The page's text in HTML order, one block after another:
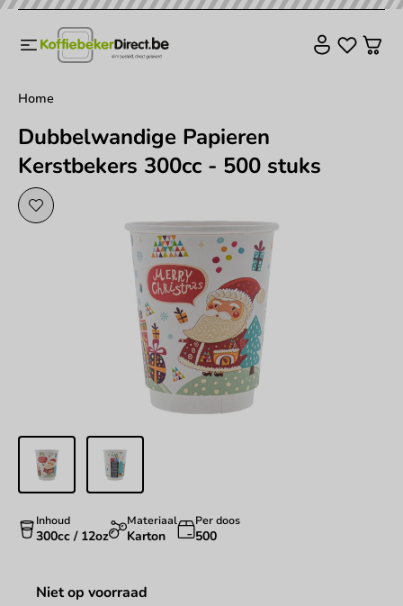
Home
Dubbelwandige Papieren
Kerstbekers 300cc - 500 stuks
Inhoud
300cc / 12oz
Materiaal
Karton
Per doos
500
Niet op voorraad